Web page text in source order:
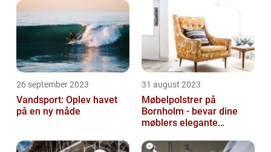
26 september 2023
Vandsport: Oplev havet
på en ny måde
31 august 2023
Møbelpolstrer på
Bornholm - bevar dine
møblers elegante